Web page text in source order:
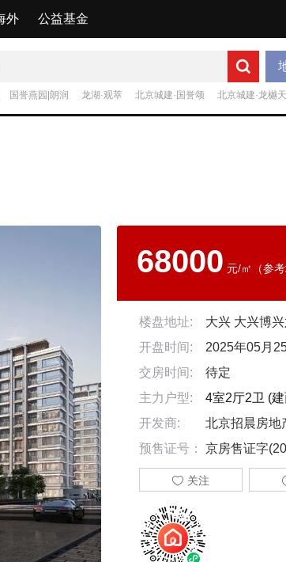
外 公益基金
国誉燕园|朗润 龙湖·观萃 北京城建·国誉颂 北京城建·龙樾
68000 元/㎡（参
楼盘地址:
开盘时间:
2025年05月
交房时间:
待定
主力户型:
4室2厅2卫 (
开发商:
北京招晨房地
预售证号：
京房售证字
 关注